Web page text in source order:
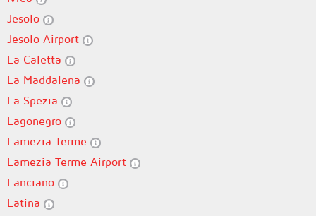
Jesolo
Jesolo Airport
La Caletta
La Maddalena
La Spezia
Lagonegro
Lamezia Terme
Lamezia Terme Airport
Lanciano
Latina